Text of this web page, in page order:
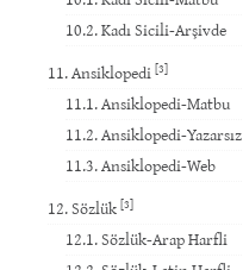
10.2. Kadı Sicili-Arşivde
11. Ansiklopedi [3]
11.1. Ansiklopedi-Matbu
11.2. Ansiklopedi-Yazarsız
11.3. Ansiklopedi-Web
12. Sözlük [3]
12.1. Sözlük-Arap Harfli